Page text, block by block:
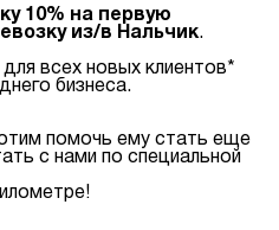
10% на первую
из/в Нальчик.
всех новых клиентов*
бизнеса.
помочь ему стать еще
с нами по специальной